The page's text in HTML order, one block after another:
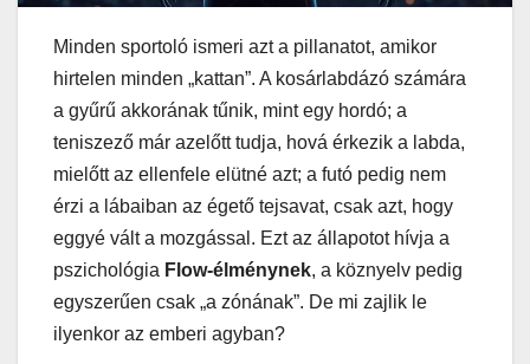
Minden sportoló ismeri azt a pillanatot, amikor
hirtelen minden „kattan”. A kosárlabdázó számára
a gyűrű akkorának tűnik, mint egy hordó; a
teniszező már azelőtt tudja, hová érkezik a labda,
mielőtt az ellenfele elütné azt; a futó pedig nem
érzi a lábaiban az égető tejsavat, csak azt, hogy
eggyé vált a mozgással. Ezt az állapotot hívja a
pszichológia Flow-élménynek, a köznyelv pedig
egyszerűen csak „a zónának”. De mi zajlik le
ilyenkor az emberi agyban?